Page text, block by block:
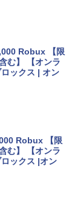
ゴ
ンチ パソコ
HP dyna
ノートパソコ
メモリ 512GB
Robux 【限
む】 【オンラ
ックス | オン
Robux 【限
む】 【オンラ
ックス |オン